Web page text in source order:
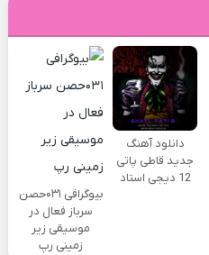
دانلود آهنگ
جدید قاطی پاتی
12 دیجی استاد
بیوگرافی ۰۳۱حصن
سرباز فعال در
موسیقی زیر
زمینی رپ